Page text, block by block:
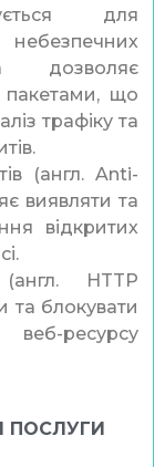
для
дозволяє
пакетами, що
трафіку та
(англ. Anti-
виявляти та
відкритих
HTTP
та блокувати
ресурсу
ПОСЛУГИ